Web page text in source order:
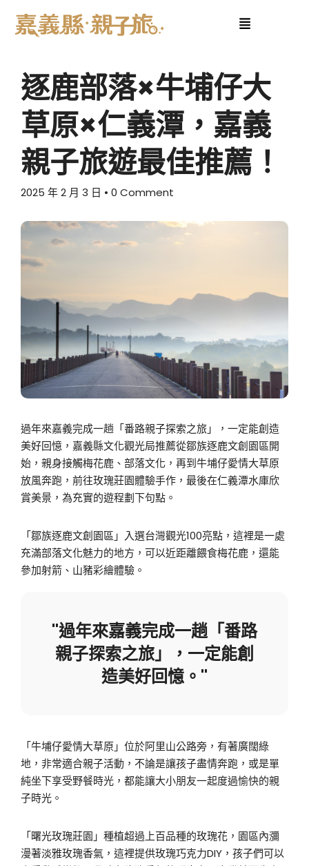
逐鹿部落×牛埔仔大
草原×仁義潭，嘉義
親子旅遊最佳推薦！
2025 年 2 月 3 日 • 0 Comment
"過年來嘉義完成一趟「番路
親子探索之旅」，一定能創
造美好回憶。"
過年來嘉義完成一趟「番路親子探索之旅」，一定能創造
美好回憶，嘉義縣文化觀光局推薦從鄒族逐鹿文創園區開
始，親身接觸梅花鹿、部落文化，再到牛埔仔愛情大草原
放風奔跑，前往玫瑰莊園體驗手作，最後在仁義潭水庫欣
賞美景，為充實的遊程劃下句點。
「鄒族逐鹿文創園區」入選台灣觀光100亮點，這裡是一處
充滿部落文化魅力的地方，可以近距離餵食梅花鹿，還能
參加射箭、山豬彩繪體驗。
「牛埔仔愛情大草原」位於阿里山公路旁，有著廣闊綠
地，非常適合親子活動，不論是讓孩子盡情奔跑，或是單
純坐下享受野餐時光，都能讓大小朋友一起度過愉快的親
子時光。
「曙光玫瑰莊園」種植超過上百品種的玫瑰花，園區內瀰
漫著淡雅玫瑰香氣，這裡提供玫瑰巧克力DIY，孩子們可以